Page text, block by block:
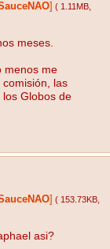
( 1.11MB
meses.
menos me
las
Globos de
( 153.73KB
asi?